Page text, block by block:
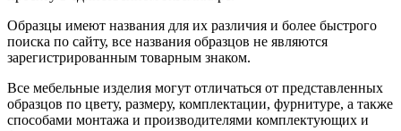
Образцы имеют названия для их различия и более быстрого
поиска по сайту, все названия образцов не являются
зарегистрированным товарным знаком.
Все мебельные изделия могут отличаться от представленных
образцов по цвету, размеру, комплектации, фурнитуре, а также
способами монтажа и производителями комплектующих и